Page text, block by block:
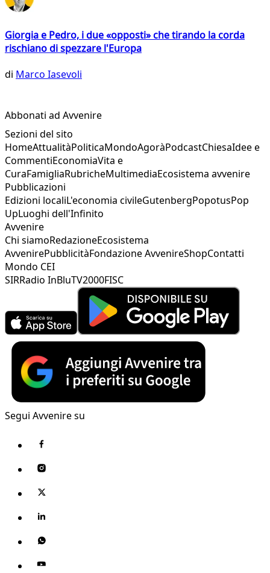
Giorgia e Pedro, i due «opposti» che tirando la corda
rischiano di spezzare l'Europa
di Marco Iasevoli
Abbonati ad Avvenire
Sezioni del sito
HomeAttualitàPoliticaMondoAgoràPodcastChiesaIdee e
CommentiEconomiaVita e
CuraFamigliaRubricheMultimediaEcosistema avvenire
Pubblicazioni
Edizioni localiL'economia civileGutenbergPopotusPop
UpLuoghi dell'Infinito
Avvenire
Chi siamoRedazioneEcosistema
AvvenirePubblicitàFondazione AvvenireShopContatti
Mondo CEI
SIRRadio InBluTV2000FISC
Segui Avvenire su